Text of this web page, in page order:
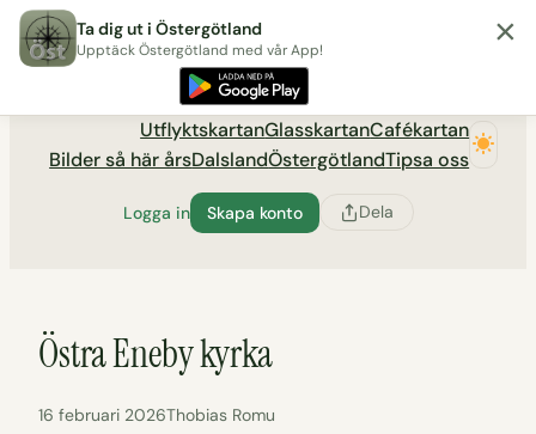
Hoppa
till
Utflyktsportalen tadigut.nu
UtflyktskartanGlasskartanCafékartan
Bilder så här årsDalslandÖstergötlandTipsa oss
Logga in Skapa konto Dela
Östra Eneby kyrka
16 februari 2026Thobias Romu
Ta dig ut i Östergötland
Upptäck Östergötland med vår App! ×